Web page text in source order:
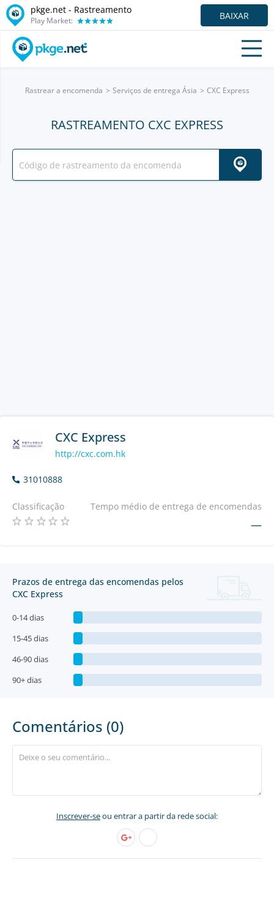
pkge.net - Rastreamento
Play Market: BAIXAR
Rastrear a encomenda Serviços de entrega Ásia CXC Express
RASTREAMENTO CXC EXPRESS
CXC Express
http://cxc.com.hk
31010888
Classificação Tempo médio de entrega de encomendas
—
Prazos de entrega das encomendas pelos
CXC Express
0-14 dias
15-45 dias
46-90 dias
90+ dias
Comentários (0)
Inscrever-seou entrar a partir da rede social: